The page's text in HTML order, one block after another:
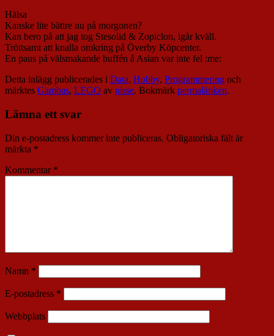
Hälsa
Kanske lite bättre nu på morgonen?
Kan bero på att jag tog Stesolid & Zopiclon, igår kväll.
Tröttsamt att knalla omkring på Överby Köpcenter.
En paus på välsmakande buffén å Asian var inte fel :me:
Detta inlägg publicerades i Data, Hobby, Programmering och
märktes Gambas, LEGO av nisse. Bokmärk permalänken.
Lämna ett svar
Din e-postadress kommer inte publiceras. Obligatoriska fält är
märkta *
Kommentar *
Namn *
E-postadress *
Webbplats